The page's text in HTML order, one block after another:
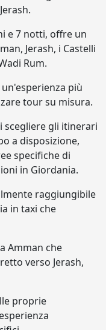
e 7 notti, offre un
Jerash, i Castelli
Rum.
più
tour su misura.
gli itinerari
a disposizione,
specifiche di
in Giordania.
raggiungibile
in taxi che
Amman che
verso Jerash,
proprie